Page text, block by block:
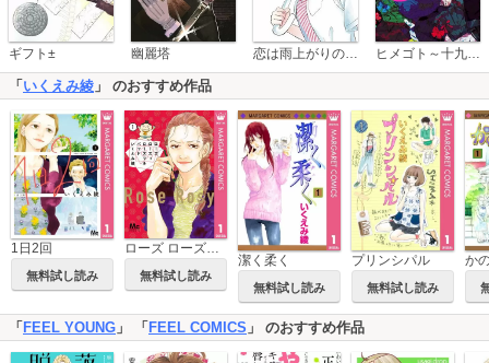
ギフト± 幽麗塔 恋は雨上がりのように ヒメゴト～十九歳の制服～
「 いくえみ綾 」 のおすすめ作品
1日2回
無料試し読み
ローズ ローズィ ローズフル バッド
無料試し読み
潔く柔く
無料試し読み
プリンシパル
無料試し読み
か
「 FEEL YOUNG 」 「 FEEL COMICS 」 のおすすめ作品